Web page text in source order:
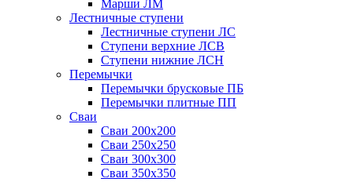
Марши ЛМ
Лестничные ступени
Лестничные ступени ЛС
Ступени верхние ЛСВ
Ступени нижние ЛСН
Перемычки
Перемычки брусковые ПБ
Перемычки плитные ПП
Сваи
Сваи 200х200
Сваи 250х250
Сваи 300х300
Сваи 350х350